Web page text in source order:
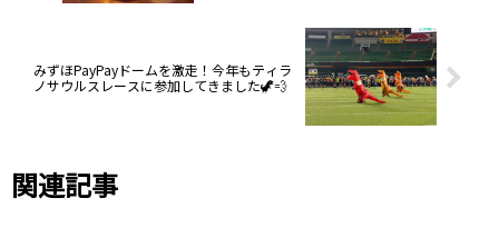
みずほPayPayドームを激走！今年もティラ
ノサウルスレースに参加してきました🦖💨
関連記事